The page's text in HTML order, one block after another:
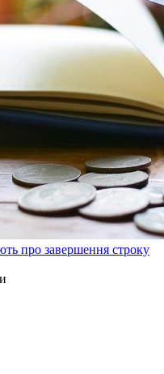
про завершення строку